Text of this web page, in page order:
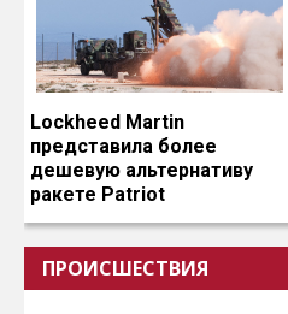
Lockheed Martin
представила более
дешевую альтернативу
ракете Patriot
ПРОИСШЕСТВИЯ